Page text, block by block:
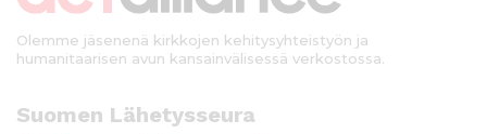
Olemme jäsenenä kirkkojen kehitysyhteistyön ja
humanitaarisen avun kansainvälisessä verkostossa.
Suomen Lähetysseura